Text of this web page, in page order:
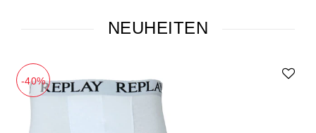
NEUHEITEN
-40%